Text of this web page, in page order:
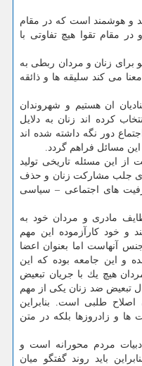
و هوشمند است كه در مقام
مقام تقوا هیچ تفاوتی با
برای زنان و مردان ربطی به
می كند سلیقه ها و ذائقه
ان هستیم و شهروندان
كرده اند زنان به دلایل
دور نگه داشته شده اند
مسائل فراهم گردد.
از این مسئله تاریخی تولید
جلب مشاركت زنان و حذف
های اجتماعی – سیاسی
مادری و مردان خود به
و خود كارآزموده این مهم
آنهاست اما بعنوان اعضا
و این جامعه بوده كه این
هیچ یك با جریان تبعیض
تبعیض ضد زنان یكی از مهم
طلبی است. بنابراین
ها و زادروزها بلكه در متن
مردم محورانه است و
باید روند گفتگو میان